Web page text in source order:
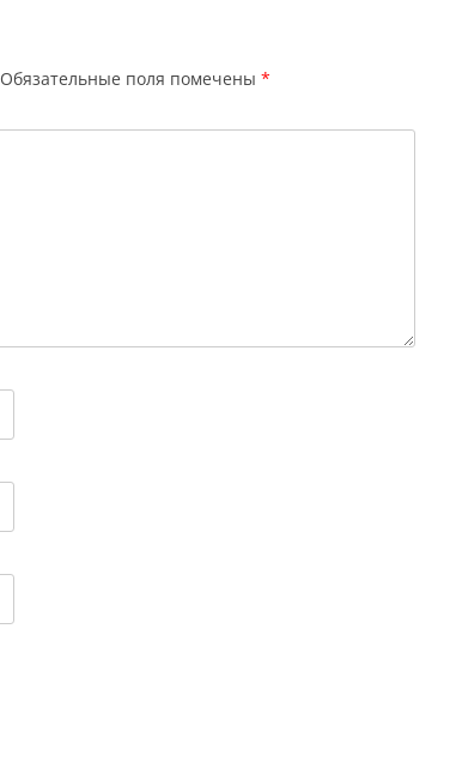
Обязательные поля помечены *